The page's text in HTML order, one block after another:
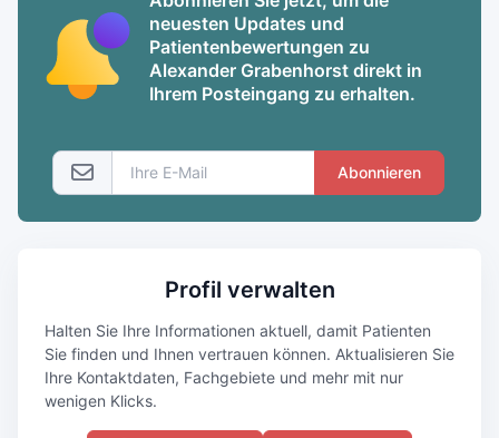
neuesten Updates und
Patientenbewertungen zu
Alexander Grabenhorst direkt in
Ihrem Posteingang zu erhalten.
Abonnieren
Profil verwalten
Halten Sie Ihre Informationen aktuell, damit Patienten
Sie finden und Ihnen vertrauen können. Aktualisieren Sie
Ihre Kontaktdaten, Fachgebiete und mehr mit nur
wenigen Klicks.